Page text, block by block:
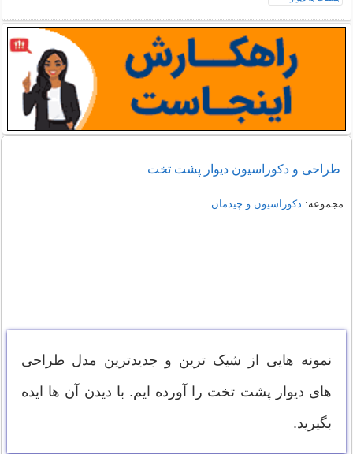
طراحی و دکوراسیون دیوار پشت تخت
مجموعه: دکوراسیون و چیدمان
نمونه هایی از شیک ترین و جدیدترین مدل طراحی
های دیوار پشت تخت را آورده ایم. با دیدن آن ها ایده
بگیرید.